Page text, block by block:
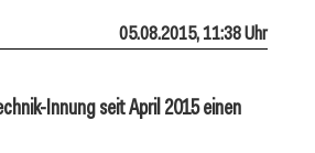
05.08.2015, 11:38 Uhr
Innung seit April 2015 einen